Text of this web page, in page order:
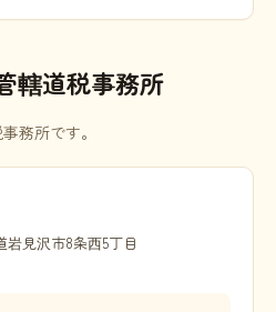
轄道税事務所
務所です。
岩見沢市8条西5丁目